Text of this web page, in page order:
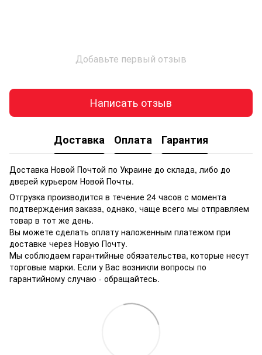
Добавьте первый отзыв
Написать отзыв
Доставка Оплата Гарантия
Доставка Новой Почтой по Украине до склада, либо до
дверей курьером Новой Почты.
Отгрузка производится в течение 24 часов с момента
подтверждения заказа, однако, чаще всего мы отправляем
товар в тот же день.
Вы можете сделать оплату наложенным платежом при
доставке через Новую Почту.
Мы соблюдаем гарантийные обязательства, которые несут
торговые марки. Если у Вас возникли вопросы по
гарантийному случаю - обращайтесь.